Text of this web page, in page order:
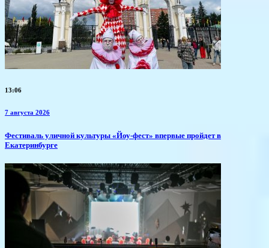
13:06
7 августа 2026
​Фестиваль уличной культуры «Йоу-фест» впервые пройдет в
Екатеринбурге